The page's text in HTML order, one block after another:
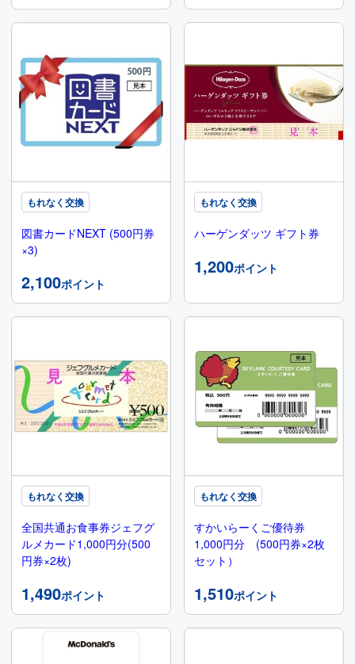
もれなく交換
図書カードNEXT (500円券
×3)
2,100ポイント
もれなく交換
ハーゲンダッツ ギフト券
1,200ポイント
もれなく交換
全国共通お食事券ジェフグ
ルメカード1,000円分(500
円券×2枚)
1,490ポイント
もれなく交換
すかいらーくご優待券
1,000円分 (500円券×2枚
セット）
1,510ポイント